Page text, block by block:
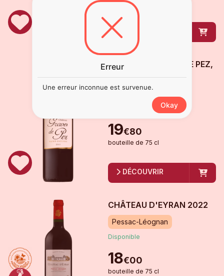
bouteille
CHÂTEAU GRAVES DE PEZ,
SAINT-ESTÈPHE 2021
Saint Estèphe
19€80
bouteille de 75 cl
DÉCOUVRIR
CHÂTEAU D'EYRAN 2022
Pessac-Léognan
Disponible
18€00
bouteille de 75 cl
Erreur
Une erreur inconnue est survenue.
Okay